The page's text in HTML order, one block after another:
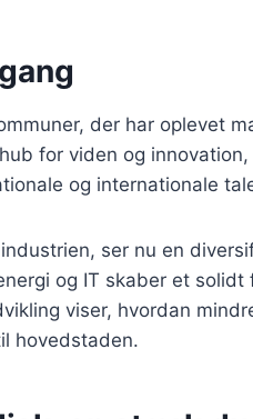
der har oplevet
for viden og
og internationale
ser nu en
og IT skaber et solidt
viser, hvordan
hovedstaden.